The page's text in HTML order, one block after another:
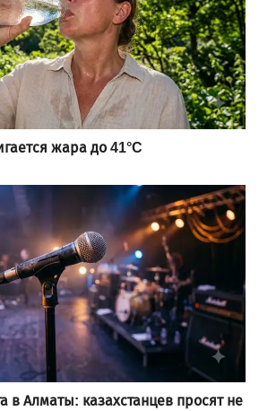
жара до 41°C
в Алматы: казахстанцев просят не